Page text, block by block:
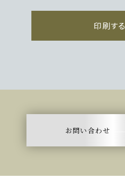
印刷する
お問い合わせ